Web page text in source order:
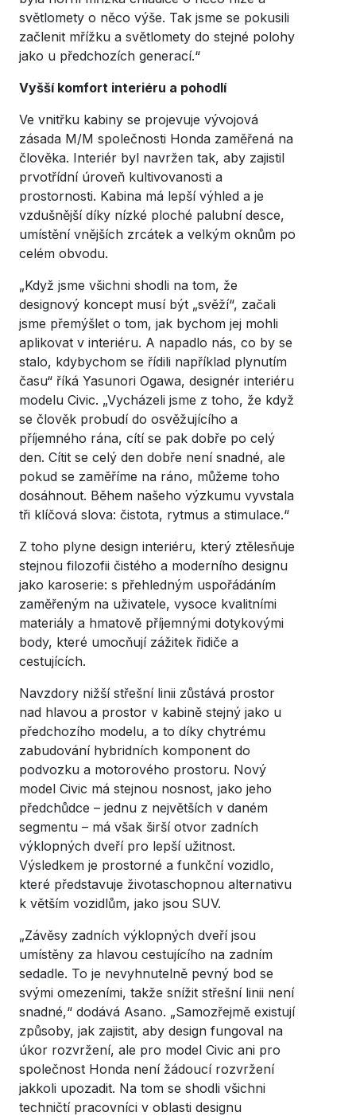
světlomety o něco výše. Tak jsme se pokusili
začlenit mřížku a světlomety do stejné polohy
jako u předchozích generací.“
Vyšší komfort interiéru a pohodlí
Ve vnitřku kabiny se projevuje vývojová
zásada M/M společnosti Honda zaměřená na
člověka. Interiér byl navržen tak, aby zajistil
prvotřídní úroveň kultivovanosti a
prostornosti. Kabina má lepší výhled a je
vzdušnější díky nízké ploché palubní desce,
umístění vnějších zrcátek a velkým oknům po
celém obvodu.
„Když jsme všichni shodli na tom, že
designový koncept musí být „svěží“, začali
jsme přemýšlet o tom, jak bychom jej mohli
aplikovat v interiéru. A napadlo nás, co by se
stalo, kdybychom se řídili například plynutím
času“ říká Yasunori Ogawa, designér interiéru
modelu Civic. „Vycházeli jsme z toho, že když
se člověk probudí do osvěžujícího a
příjemného rána, cítí se pak dobře po celý
den. Cítit se celý den dobře není snadné, ale
pokud se zaměříme na ráno, můžeme toho
dosáhnout. Během našeho výzkumu vyvstala
tři klíčová slova: čistota, rytmus a stimulace.“
Z toho plyne design interiéru, který ztělesňuje
stejnou filozofii čistého a moderního designu
jako karoserie: s přehledným uspořádáním
zaměřeným na uživatele, vysoce kvalitními
materiály a hmatově příjemnými dotykovými
body, které umocňují zážitek řidiče a
cestujících.
Navzdory nižší střešní linii zůstává prostor
nad hlavou a prostor v kabině stejný jako u
předchozího modelu, a to díky chytrému
zabudování hybridních komponent do
podvozku a motorového prostoru. Nový
model Civic má stejnou nosnost, jako jeho
předchůdce – jednu z největších v daném
segmentu – má však širší otvor zadních
výklopných dveří pro lepší užitnost.
Výsledkem je prostorné a funkční vozidlo,
které představuje životaschopnou alternativu
k větším vozidlům, jako jsou SUV.
„Závěsy zadních výklopných dveří jsou
umístěny za hlavou cestujícího na zadním
sedadle. To je nevyhnutelně pevný bod se
svými omezeními, takže snížit střešní linii není
snadné,“ dodává Asano. „Samozřejmě existují
způsoby, jak zajistit, aby design fungoval na
úkor rozvržení, ale pro model Civic ani pro
společnost Honda není žádoucí rozvržení
jakkoli upozadit. Na tom se shodli všichni
techničtí pracovníci v oblasti designu